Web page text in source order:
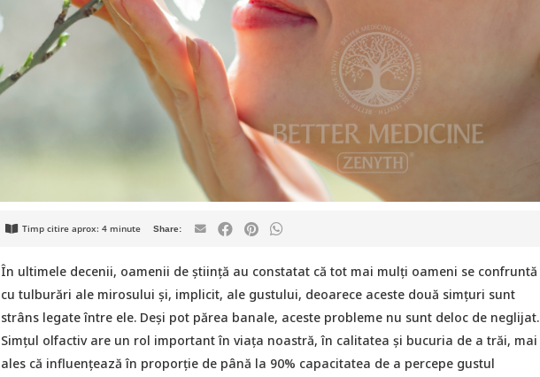
Timp citire aprox: 4 minute
În ultimele decenii, oamenii de știință au constatat că tot mai mulți oameni se confruntă
cu tulburări ale mirosului și, implicit, ale gustului, deoarece aceste două simțuri sunt
strâns legate între ele. Deși pot părea banale, aceste probleme nu sunt deloc de neglijat.
Simțul olfactiv are un rol important în viața noastră, în calitatea și bucuria de a trăi, mai
ales că influențează în proporție de până la 90% capacitatea de a percepe gustul